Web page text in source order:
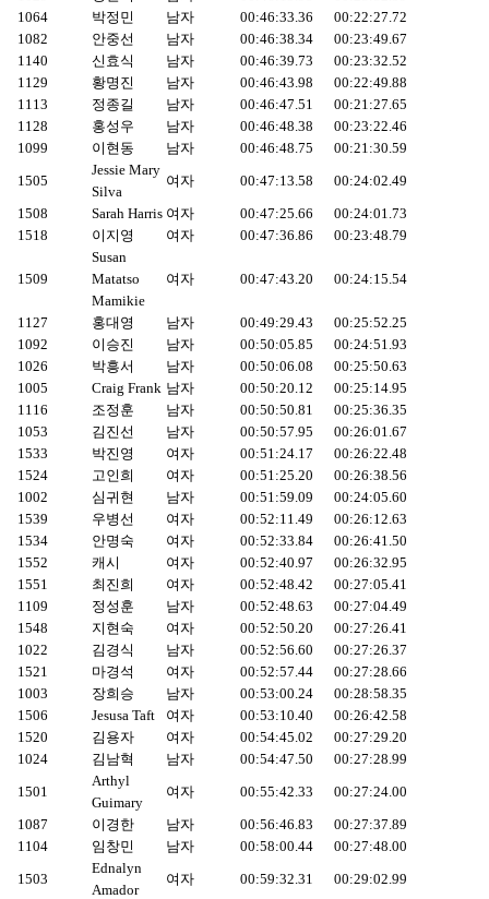
1064
박정민 남자 00:46:33.36
00:22:27.72
1082
안중선 남자 00:46:38.34
00:23:49.67
1140
신효식 남자 00:46:39.73
00:23:32.52
1129
황명진 남자 00:46:43.98
00:22:49.88
1113
정종길 남자 00:46:47.51
00:21:27.65
1128
홍성우 남자 00:46:48.38
00:23:22.46
1099
이현동 남자 00:46:48.75
00:21:30.59
1505
Jessie Mary
Silva
여자 00:47:13.58
00:24:02.49
1508
Sarah Harris 여자 00:47:25.66
00:24:01.73
1518
이지영 여자 00:47:36.86 00:23:48.79
1509
Susan
Matatso
Mamikie
여자 00:47:43.20 00:24:15.54
1127 홍대영 남자 00:49:29.43
00:25:52.25
1092
이승진 남자 00:50:05.85
00:24:51.93
1026
박흥서 남자 00:50:06.08
00:25:50.63
1005
Craig Frank 남자 00:50:20.12
00:25:14.95
1116
조정훈 남자 00:50:50.81
00:25:36.35
1053
김진선 남자 00:50:57.95
00:26:01.67
1533
박진영 여자 00:51:24.17
00:26:22.48
1524
고인희 여자 00:51:25.20
00:26:38.56
1002
심귀현 남자 00:51:59.09
00:24:05.60
1539
우병선 여자 00:52:11.49
00:26:12.63
1534
안명숙 여자 00:52:33.84
00:26:41.50
1552
캐시 여자 00:52:40.97
00:26:32.95
1551
최진희 여자 00:52:48.42
00:27:05.41
1109
정성훈 남자 00:52:48.63
00:27:04.49
1548
지현숙 여자 00:52:50.20
00:27:26.41
1022
김경식 남자 00:52:56.60
00:27:26.37
1521
마경석 여자 00:52:57.44
00:27:28.66
1003
장희승 남자 00:53:00.24
00:28:58.35
1506
Jesusa Taft 여자 00:53:10.40
00:26:42.58
1520
김용자 여자 00:54:45.02
00:27:29.20
1024
김남혁 남자 00:54:47.50
00:27:28.99
1501
Arthyl
Guimary
여자 00:55:42.33
00:27:24.00
1087
이경한 남자 00:56:46.83
00:27:37.89
1104
임창민 남자 00:58:00.44
00:27:48.00
1503
Ednalyn
Amador
여자 00:59:32.31
00:29:02.99